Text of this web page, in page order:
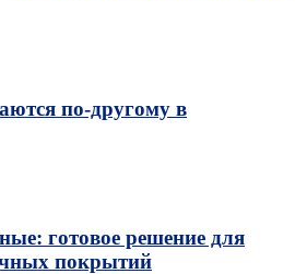
по‑другому в
готовое решение для
покрытий